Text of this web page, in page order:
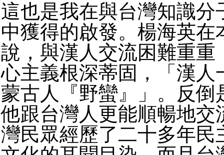
這也是我在與台灣知識分
中獲得的啟發。楊海英在
說，與漢人交流困難重重
心主義根深蒂固，「漢人
蒙古人『野蠻』」。反倒
他跟台灣人更能順暢地交
灣民眾經歷了二十多年民